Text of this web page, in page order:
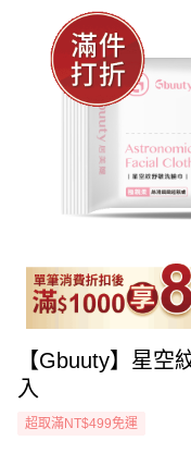
【Gbuuty】星空
入
超取滿NT$499免運